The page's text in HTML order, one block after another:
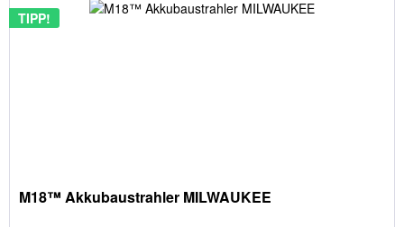
TIPP!
M18™ Akkubaustrahler MILWAUKEE